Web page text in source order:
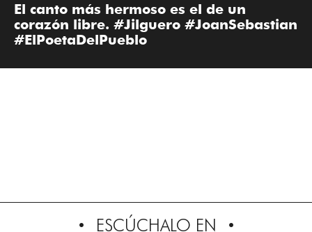
El canto más hermoso es el de un
corazón libre. #Jilguero #JoanSebastian
#ElPoetaDelPueblo
ESCÚCHALO EN